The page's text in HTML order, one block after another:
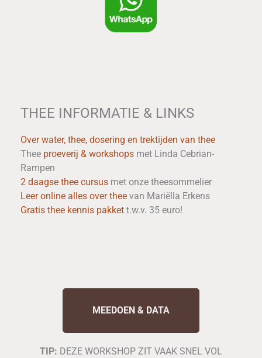
THEE INFORMATIE & LINKS
Over water, thee, dosering en trektijden van thee
Thee proeverij & workshops met Linda Cebrian-
Rampen
2 daagse thee cursus met onze theesommelier
Leer online alles over thee van Mariëlla Erkens
Gratis thee kennis pakket t.w.v. 35 euro!
MEEDOEN & DATA
TIP: DEZE WORKSHOP ZIT VAAK SNEL VOL